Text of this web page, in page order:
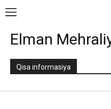
Elman
Qisa informasiya